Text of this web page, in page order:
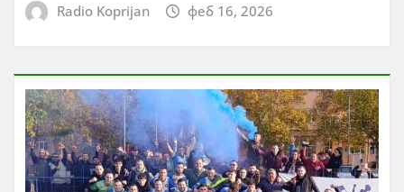
Radio Koprijan феб 16, 2026